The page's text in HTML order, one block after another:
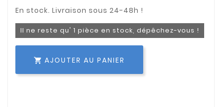
Il ne reste qu' 1 pièce en stock, dépêchez-vous !
 AJOUTER AU PANIER